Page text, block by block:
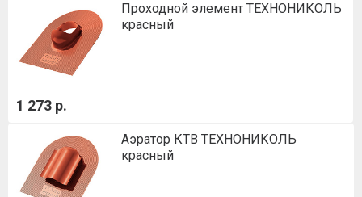
Проходной элемент ТЕХНОНИКОЛЬ
красный
1 273 р.
Аэратор КТВ ТЕХНОНИКОЛЬ
красный